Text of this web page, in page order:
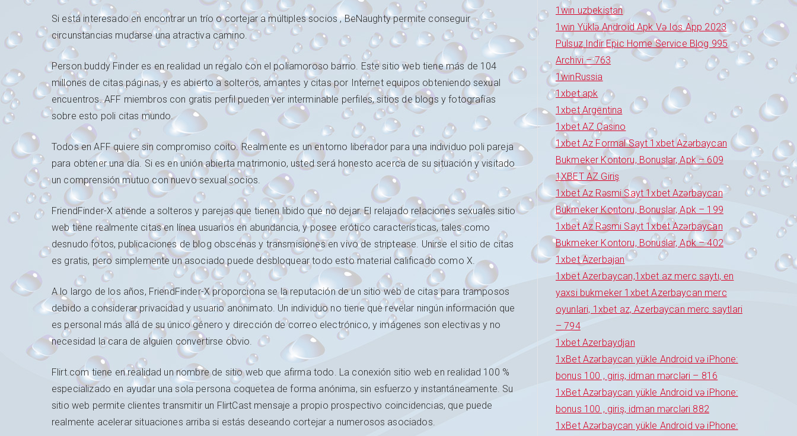
Si está interesado en encontrar un trío o cortejar a múltiples socios , BeNaughty permite conseguir
circunstancias mudarse una atractiva camino.
Person buddy Finder es en realidad un regalo con el poliamoroso barrio. Este sitio web tiene más de 104
millones de citas páginas, y es abierto a solteros, amantes y citas por Internet equipos obteniendo sexual
encuentros. AFF miembros con gratis perfil pueden ver interminable perfiles, sitios de blogs y fotografías
sobre esto poli citas mundo.
Todos en AFF quiere sin compromiso coito. Realmente es un entorno liberador para una individuo poli pareja
para obtener una día. Si es en unión abierta matrimonio, usted será honesto acerca de su situación y visitado
un comprensión mutuo con nuevo sexual socios.
FriendFinder-X atiende a solteros y parejas que tienen libido que no dejar. El relajado relaciones sexuales sitio
web tiene realmente citas en línea usuarios en abundancia, y posee erótico características, tales como
desnudo fotos, publicaciones de blog obscenas y transmisiones en vivo de striptease. Unirse el sitio de citas
es gratis, pero simplemente un asociado puede desbloquear todo esto material calificado como X.
A lo largo de los años, FriendFinder-X proporciona se la reputación de un sitio web de citas para tramposos
debido a considerar privacidad y usuario anonimato. Un individuo no tiene que revelar ningún información que
es personal más allá de su único género y dirección de correo electrónico, y imágenes son electivas y no
necesidad la cara de alguien convertirse obvio.
Flirt.com tiene en realidad un nombre de sitio web que afirma todo. La conexión sitio web en realidad 100 %
especializado en ayudar una sola persona coquetea de forma anónima, sin esfuerzo y instantáneamente. Su
sitio web permite clientes transmitir un FlirtCast mensaje a propio prospectivo coincidencias, que puede
realmente acelerar situaciones arriba si estás deseando cortejar a numerosos asociados.
1win uzbekistan
1win Yüklə Android Apk Və Ios App 2023
Pulsuz Indir Epic Home Service Blog 995
Archivi – 763
1winRussia
1xbet apk
1xbet Argentina
1xbet AZ Casino
1xbet Az Formal Sayt 1xbet Azərbaycan
Bukmeker Kontoru, Bonuslar, Apk – 609
1XBET AZ Giriş
1xbet Az Rəsmi Sayt 1xbet Azərbaycan
Bukmeker Kontoru, Bonuslar, Apk – 199
1xbet Az Rəsmi Sayt 1xbet Azərbaycan
Bukmeker Kontoru, Bonuslar, Apk – 402
1xbet Azerbajan
1xbet Azerbaycan,1xbet az merc saytı, en
yaxsi bukmeker 1xbet Azerbaycan merc
oyunlari, 1xbet az, Azerbaycan merc saytlari
– 794
1xbet Azerbaydjan
1xBet Azərbaycan yükle Android və iPhone:
bonus 100 , giriş, idman mərcləri – 816
1xBet Azərbaycan yükle Android və iPhone:
bonus 100 , giriş, idman mərcləri 882
1xBet Azərbaycan yükle Android və iPhone: